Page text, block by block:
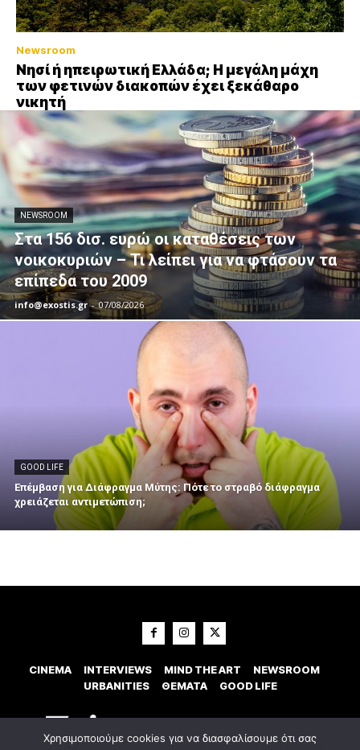
Newsroom
Νησί ή ηπειρωτική Ελλάδα; Η μεγάλη μάχη
των φετινών διακοπών έχει ξεκάθαρο
νικητή
NEWSROOM
Στα 156 δισ. ευρώ οι καταθέσεις των
νοικοκυριών – Τι λείπει για να φτάσουν τα
επίπεδα του 2009
info@exostis.gr - 07/08/2026
GOOD LIFE
Επέμβαση για Διάφραγμα Μύτης: Πότε το στραβό διάφραγμα
χρειάζεται αντιμετώπιση;
CINEMA INTERVIEWS MIND THE ART
NEWSROOM
URBANITIES
ΘΕΜΑΤΑ GOOD LIFE
Χρησιμοποιούμε cookies για να διασφαλίσουμε ότι σας